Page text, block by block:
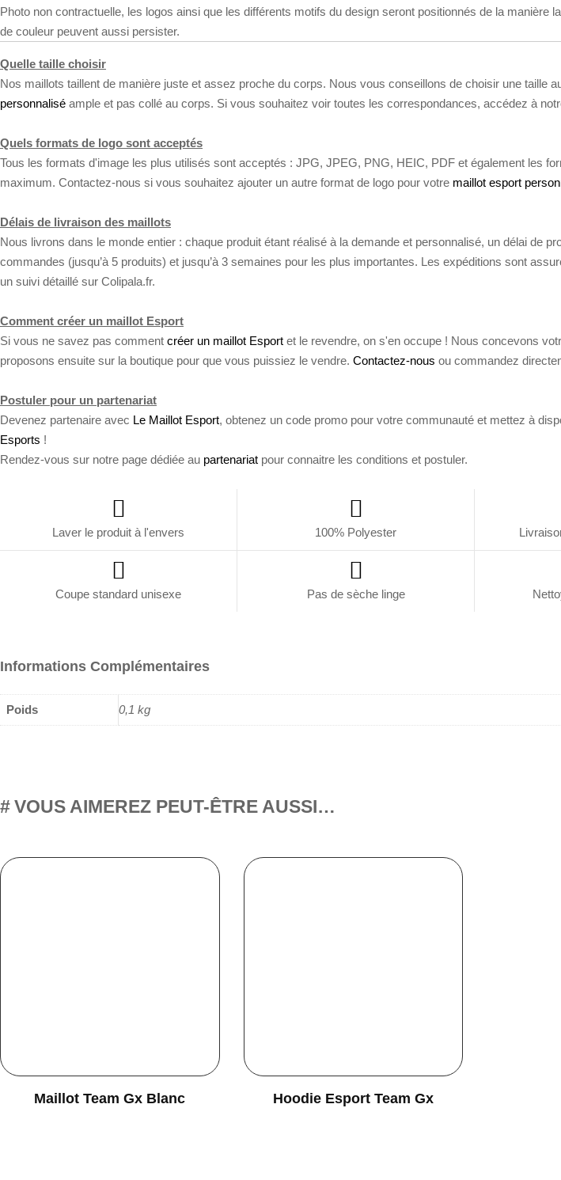
Photo non contractuelle, les logos ainsi que les différents motifs du design seront positionnés de la
de couleur peuvent aussi persister.
Quelle taille choisir
Nos maillots taillent de manière juste et assez proche du corps. Nous vous conseillons de choisir une taille
personnalisé ample et pas collé au corps. Si vous souhaitez voir toutes les correspondances, accédez à
Quels formats de logo sont acceptés
Tous les formats d'image les plus utilisés sont acceptés : JPG, JPEG, PNG, HEIC, PDF et également les
maximum. Contactez-nous si vous souhaitez ajouter un autre format de logo pour votre maillot esport
Délais de livraison des maillots
Nous livrons dans le monde entier : chaque produit étant réalisé à la demande et personnalisé, un délai de
commandes (jusqu’à 5 produits) et jusqu’à 3 semaines pour les plus importantes. Les expéditions sont
un suivi détaillé sur Colipala.fr.
Comment créer un maillot Esport
Si vous ne savez pas comment créer un maillot Esport et le revendre, on s'en occupe ! Nous concevons
proposons ensuite sur la boutique pour que vous puissiez le vendre. Contactez-nous ou commandez
Postuler pour un partenariat
Devenez partenaire avec Le Maillot Esport, obtenez un code promo pour votre communauté et mettez à
Esports !
Rendez-vous sur notre page dédiée au partenariat pour connaitre les conditions et postuler.
Laver le produit à l'envers 100% Polyester
Coupe standard unisexe Pas de sèche linge
Informations Complémentaires
Poids 0,1 kg
VOUS AIMEREZ PEUT-ÊTRE AUSSI…
Maillot Team Gx Blanc Hoodie Esport Team Gx